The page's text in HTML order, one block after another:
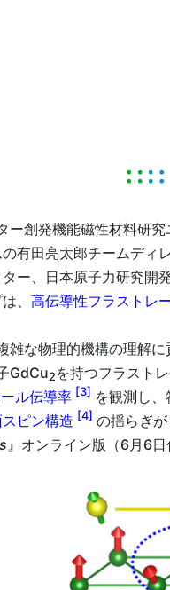
創発機能磁性材料研
有田亮太郎チームデ
ー、日本原子力研究
、 高伝導性フラストレ
な物理的機構の理解に
GdCu2 を持つフラスト
ル伝導率 [3] を観測し
ピン構造 [4] の揺らぎ
』オンライン版（6月6日